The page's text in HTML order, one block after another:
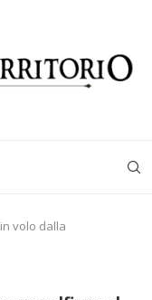
volo dalla